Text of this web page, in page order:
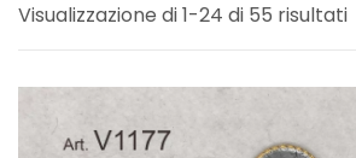
Visualizzazione di 1-24 di 55 risultati